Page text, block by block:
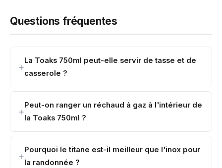
Questions fréquentes
La Toaks 750ml peut-elle servir de tasse et de
casserole ?
Peut-on ranger un réchaud à gaz à l'intérieur de
la Toaks 750ml ?
Pourquoi le titane est-il meilleur que l'inox pour
la randonnée ?